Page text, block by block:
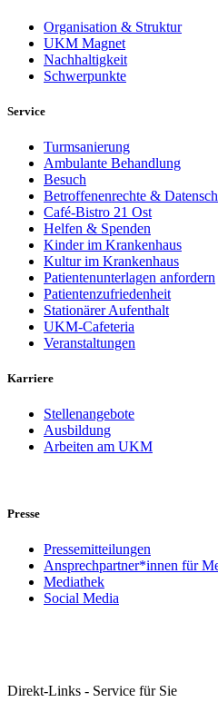
Organisation & Struktur
UKM Magnet
Nachhaltigkeit
Schwerpunkte
Service
Turmsanierung
Ambulante Behandlung
Besuch
Betroffenenrechte &
Café-Bistro 21 Ost
Helfen & Spenden
Kinder im Krankenhaus
Kultur im Krankenhaus
Patientenunterlagen anfordern
Patientenzufriedenheit
Stationärer Aufenthalt
UKM-Cafeteria
Veranstaltungen
Karriere
Stellenangebote
Ausbildung
Arbeiten am UKM
Presse
Pressemitteilungen
Ansprechpartner*innen für
Mediathek
Social Media
Direkt-Links - Service für Sie